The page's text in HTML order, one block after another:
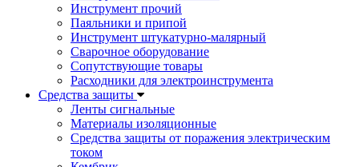
Инструмент прочий
Паяльники и припой
Инструмент штукатурно-малярный
Сварочное оборудование
Сопутствующие товары
Расходники для электроинструмента
Cредства защиты
Ленты сигнальные
Материалы изоляционные
Средства защиты от поражения электрическим
током